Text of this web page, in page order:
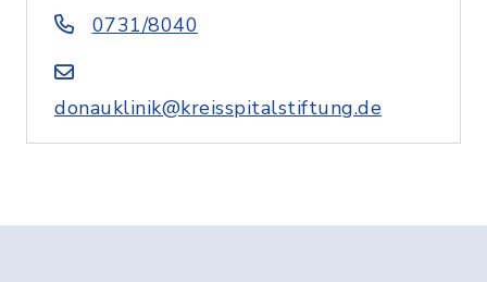
0731/8040
donauklinik@kreisspitalstiftung.de